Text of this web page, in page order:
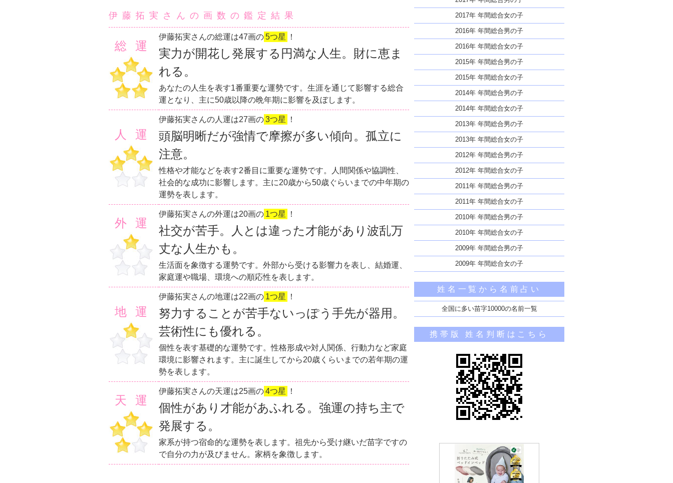
伊藤拓実さんの画数の鑑定結果
総運
伊藤拓実さんの総運は47画の5つ星 ！
実力が開花し発展する円満な人生。財に恵ま
れる。
あなたの人生を表す1番重要な運勢です。生涯を通じて影響する総合
運となり、主に50歳以降の晩年期に影響を及ぼします。
人運
伊藤拓実さんの人運は27画の3つ星 ！
頭脳明晰だが強情で摩擦が多い傾向。孤立に
注意。
性格や才能などを表す2番目に重要な運勢です。人間関係や協調性、
社会的な成功に影響します。主に20歳から50歳ぐらいまでの中年期の
運勢を表します。
外運
伊藤拓実さんの外運は20画の 1つ星 ！
社交が苦手。人とは違った才能があり波乱万
丈な人生かも。
生活面を象徴する運勢です。外部から受ける影響力を表し、結婚運、
家庭運や職場、環境への順応性を表します。
地運
伊藤拓実さんの地運は22画の 1つ星 ！
努力することが苦手ないっぽう手先が器用。
芸術性にも優れる。
個性を表す基礎的な運勢です。性格形成や対人関係、行動力など家庭
環境に影響されます。主に誕生してから20歳くらいまでの若年期の運
勢を表します。
天運
伊藤拓実さんの天運は25画の4つ星 ！
個性があり才能があふれる。強運の持ち主で
発展する。
家系が持つ宿命的な運勢を表します。祖先から受け継いだ苗字ですの
で自分の力が及びません。家柄を象徴します。
2017年 年間総合女の子
2016年 年間総合男の子
2016年 年間総合女の子
2015年 年間総合男の子
2015年 年間総合女の子
2014年 年間総合男の子
2014年 年間総合女の子
2013年 年間総合男の子
2013年 年間総合女の子
2012年 年間総合男の子
2012年 年間総合女の子
2011年 年間総合男の子
2011年 年間総合女の子
2010年 年間総合男の子
2010年 年間総合女の子
2009年 年間総合男の子
2009年 年間総合女の子
姓名一覧から名前占い
全国に多い苗字10000の名前一覧
携帯版 姓名判断はこちら